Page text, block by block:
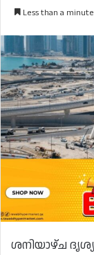
Less than a minute
ശനിയാഴ്ച